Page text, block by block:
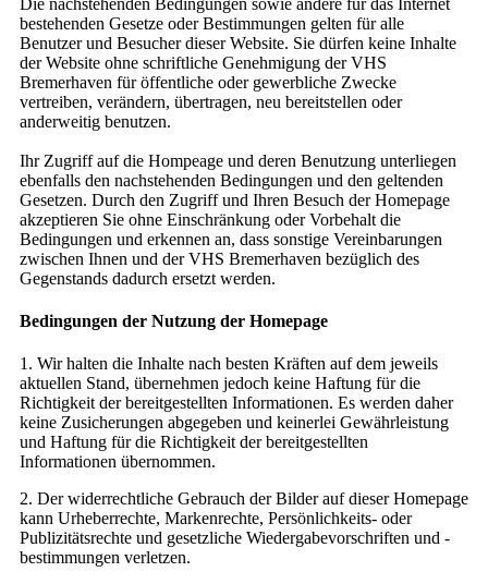
bestehenden Gesetze oder Bestimmungen gelten für alle
Benutzer und Besucher dieser Website. Sie dürfen keine Inhalte
der Website ohne schriftliche Genehmigung der VHS
Bremerhaven für öffentliche oder gewerbliche Zwecke
vertreiben, verändern, übertragen, neu bereitstellen oder
anderweitig benutzen.
Ihr Zugriff auf die Hompeage und deren Benutzung unterliegen
ebenfalls den nachstehenden Bedingungen und den geltenden
Gesetzen. Durch den Zugriff und Ihren Besuch der Homepage
akzeptieren Sie ohne Einschränkung oder Vorbehalt die
Bedingungen und erkennen an, dass sonstige Vereinbarungen
zwischen Ihnen und der VHS Bremerhaven bezüglich des
Gegenstands dadurch ersetzt werden.
Bedingungen der Nutzung der Homepage
1. Wir halten die Inhalte nach besten Kräften auf dem jeweils
aktuellen Stand, übernehmen jedoch keine Haftung für die
Richtigkeit der bereitgestellten Informationen. Es werden daher
keine Zusicherungen abgegeben und keinerlei Gewährleistung
und Haftung für die Richtigkeit der bereitgestellten
Informationen übernommen.
2. Der widerrechtliche Gebrauch der Bilder auf dieser Homepage
kann Urheberrechte, Markenrechte, Persönlichkeits- oder
Publizitätsrechte und gesetzliche Wiedergabevorschriften und -
bestimmungen verletzen.